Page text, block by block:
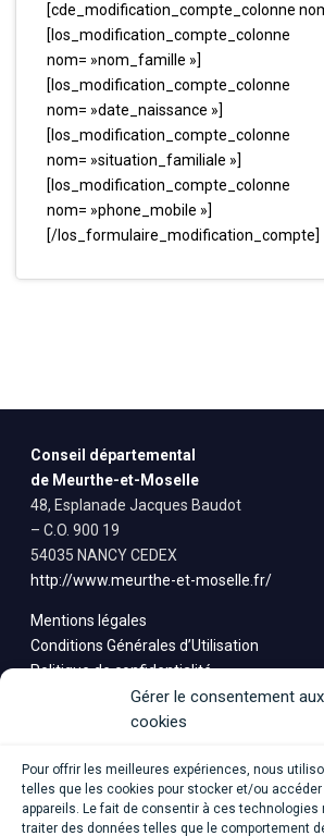
[cde_modification_compte_colonne
[los_modification_compte_colonne
nom= »nom_famille »]
[los_modification_compte_colonne
nom= »date_naissance »]
[los_modification_compte_colonne
nom= »situation_familiale »]
[los_modification_compte_colonne
nom= »phone_mobile »]
[/los_formulaire_modification_compte]
Conseil départemental
de Meurthe-et-Moselle
48, Esplanade Jacques Baudot
– C.O. 900 19
54035 NANCY CEDEX
http://www.meurthe-et-moselle.fr/
Mentions légales
Conditions Générales d’Utilisation
Politique de confidentialité
Gérer le consentement aux
cookies
Pour offrir les meilleures expériences, nous
telles que les cookies pour stocker et/ou
appareils. Le fait de consentir à ces technologies
traiter des données telles que le comportement